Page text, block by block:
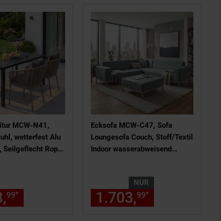
am Seitenende
Fußnote, Details am
MCW-N41,
wetterfest Alu
Seilgeflecht Rope
99* € Sternchen
Ecksofa MCW-C47, Sofa
Loungesofa Couch, Stoff/Textil
Indoor wasserabweisend
NUR
1.703,99*